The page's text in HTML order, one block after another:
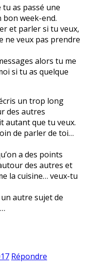
tu as passé une
week-end.
et parler si tu veux,
ne veux pas prendre
alors tu me
si tu as quelque
un trop long
des autres
autant que tu veux.
de parler de toi…
a des points
des autres et
la cuisine… veux-tu
autre sujet de
Répondre